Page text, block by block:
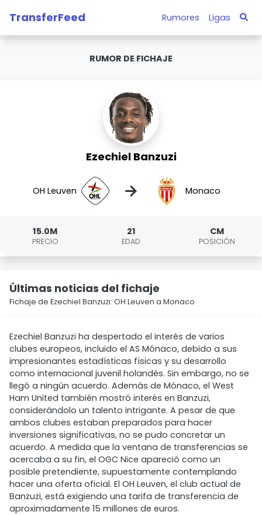
TransferFeed Rumores Ligas
RUMOR DE FICHAJE
Ezechiel Banzuzi
OH Leuven → Monaco
15.0M
PRECIO
21
EDAD
CM
POSICIÓN
Últimas noticias del fichaje
Fichaje de Ezechiel Banzuzi: OH Leuven a Monaco
Ezechiel Banzuzi ha despertado el interés de varios
clubes europeos, incluido el AS Mónaco, debido a sus
impresionantes estadísticas físicas y su desarrollo
como internacional juvenil holandés. Sin embargo, no se
llegó a ningún acuerdo. Además de Mónaco, el West
Ham United también mostró interés en Banzuzi,
considerándolo un talento intrigante. A pesar de que
ambos clubes estaban preparados para hacer
inversiones significativas, no se pudo concretar un
acuerdo. A medida que la ventana de transferencias se
acercaba a su fin, el OGC Nice apareció como un
posible pretendiente, supuestamente contemplando
hacer una oferta oficial. El OH Leuven, el club actual de
Banzuzi, está exigiendo una tarifa de transferencia de
aproximadamente 15 millones de euros.